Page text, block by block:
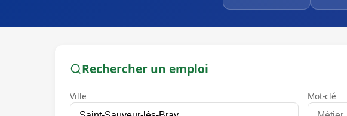
Rechercher un emploi
Ville Mot-clé